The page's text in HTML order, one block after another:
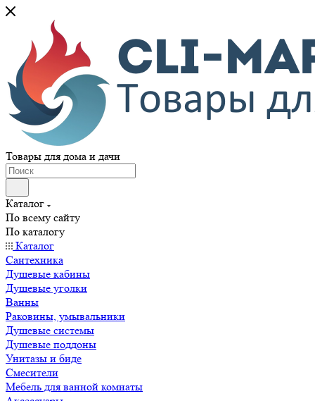
Товары для дома и дачи
Каталог
По всему сайту
По каталогу
Каталог
Сантехника
Душевые кабины
Душевые уголки
Ванны
Раковины, умывальники
Душевые системы
Душевые поддоны
Унитазы и биде
Смесители
Мебель для ванной комнаты